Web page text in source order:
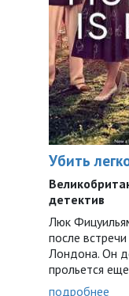
Убить
детектив
Люк
после
Лондона. Он
прольется
подробнее